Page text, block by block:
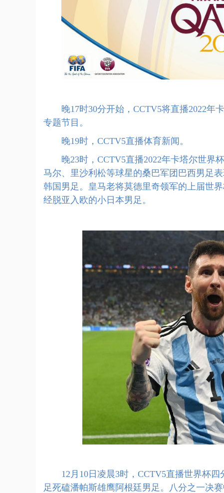
晚17时30分开始，CCTV5将直播2022年
专题节目。
晚19时，CCTV5直播体育新闻。
晚23时，CCTV5直播2022年卡塔尔世界
马尔、里沙利松等球星的桑巴军团巴西男足
韩国男足。皇马老将莫德里奇领军的上届世
经脱亚入欧的小日本男足。
12月10日凌晨3时，CCTV5直播世界杯四
足死磕潘帕斯雄鹰阿根廷男足。八分之一决